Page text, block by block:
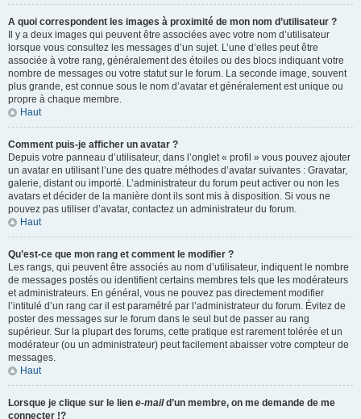
A quoi correspondent les images à proximité de mon nom d’utilisateur ?
Il y a deux images qui peuvent être associées avec votre nom d’utilisateur
lorsque vous consultez les messages d’un sujet. L’une d’elles peut être
associée à votre rang, généralement des étoiles ou des blocs indiquant votre
nombre de messages ou votre statut sur le forum. La seconde image, souvent
plus grande, est connue sous le nom d’avatar et généralement est unique ou
propre à chaque membre.
Haut
Comment puis-je afficher un avatar ?
Depuis votre panneau d’utilisateur, dans l’onglet « profil » vous pouvez ajouter
un avatar en utilisant l’une des quatre méthodes d’avatar suivantes : Gravatar,
galerie, distant ou importé. L’administrateur du forum peut activer ou non les
avatars et décider de la manière dont ils sont mis à disposition. Si vous ne
pouvez pas utiliser d’avatar, contactez un administrateur du forum.
Haut
Qu’est-ce que mon rang et comment le modifier ?
Les rangs, qui peuvent être associés au nom d’utilisateur, indiquent le nombre
de messages postés ou identifient certains membres tels que les modérateurs
et administrateurs. En général, vous ne pouvez pas directement modifier
l’intitulé d’un rang car il est paramétré par l’administrateur du forum. Évitez de
poster des messages sur le forum dans le seul but de passer au rang
supérieur. Sur la plupart des forums, cette pratique est rarement tolérée et un
modérateur (ou un administrateur) peut facilement abaisser votre compteur de
messages.
Haut
Lorsque je clique sur le lien e-maild’un membre, on me demande de me
connecter !?